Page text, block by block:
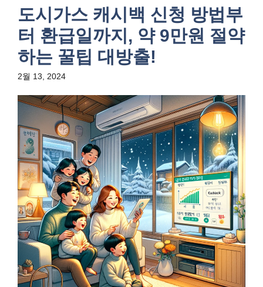
도시가스 캐시백 신청 방법부
터 환급일까지, 약 9만원 절약
하는 꿀팁 대방출!
2월 13, 2024